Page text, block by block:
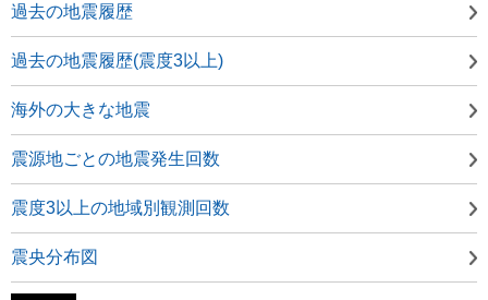
過去の地震履歴
過去の地震履歴(震度3以上)
海外の大きな地震
震源地ごとの地震発生回数
震度3以上の地域別観測回数
震央分布図